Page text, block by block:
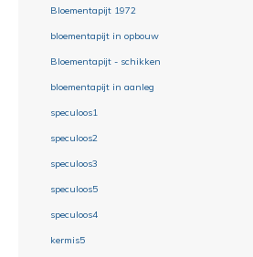
Bloementapijt 1972
bloementapijt in opbouw
Bloementapijt - schikken
bloementapijt in aanleg
speculoos1
speculoos2
speculoos3
speculoos5
speculoos4
kermis5